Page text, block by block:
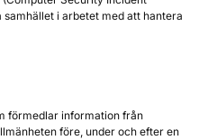
samhället i arbetet med att hantera
förmedlar information från
före, under och efter en